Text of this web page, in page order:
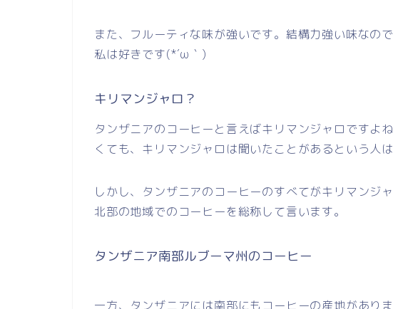
また、フルーティな味が強いです。結構力強い味なの
私は好きです(*´ω｀)
キリマンジャロ？
タンザニアのコーヒーと言えばキリマンジャロですよ
くても、キリマンジャロは聞いたことがあるという人
しかし、タンザニアのコーヒーのすべてがキリマンジ
北部の地域でのコーヒーを総称して言います。
タンザニア南部ルブーマ州のコーヒー
一方、タンザニアには南部にもコーヒーの産地がありま